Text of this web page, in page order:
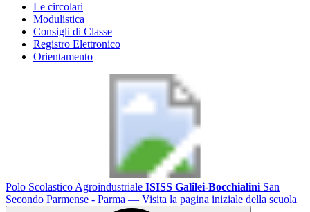
Le circolari
Modulistica
Consigli di Classe
Registro Elettronico
Orientamento
Polo Scolastico Agroindustriale ISISS Galilei-Bocchialini San
Secondo Parmense - Parma — Visita la pagina iniziale della scuola